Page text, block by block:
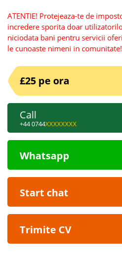
ATENTIE! Protejeaza-te de
incredere sporita doar
niciodata bani pentru servicii
le cunoaste nimeni in comunitate!
£25 pe ora
Call
+44 0744XXXXXXXX
Whatsapp
Start chat
Trimite CV